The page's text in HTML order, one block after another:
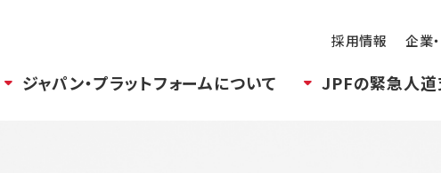
採用情報 企業
ジャパン・プラットフォームについて JPFの緊急人